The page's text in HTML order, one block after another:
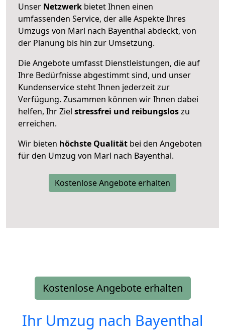
Unser Netzwerk bietet Ihnen einen
umfassenden Service, der alle Aspekte Ihres
Umzugs von Marl nach Bayenthal abdeckt, von
der Planung bis hin zur Umsetzung.
Die Angebote umfasst Dienstleistungen, die auf
Ihre Bedürfnisse abgestimmt sind, und unser
Kundenservice steht Ihnen jederzeit zur
Verfügung. Zusammen können wir Ihnen dabei
helfen, Ihr Ziel stressfrei und reibungsloszu
erreichen.
Wir bieten höchste Qualität bei den Angeboten
für den Umzug von Marl nach Bayenthal.
Kostenlose Angebote erhalten
Kostenlose Angebote erhalten
Ihr Umzug nach Bayenthal